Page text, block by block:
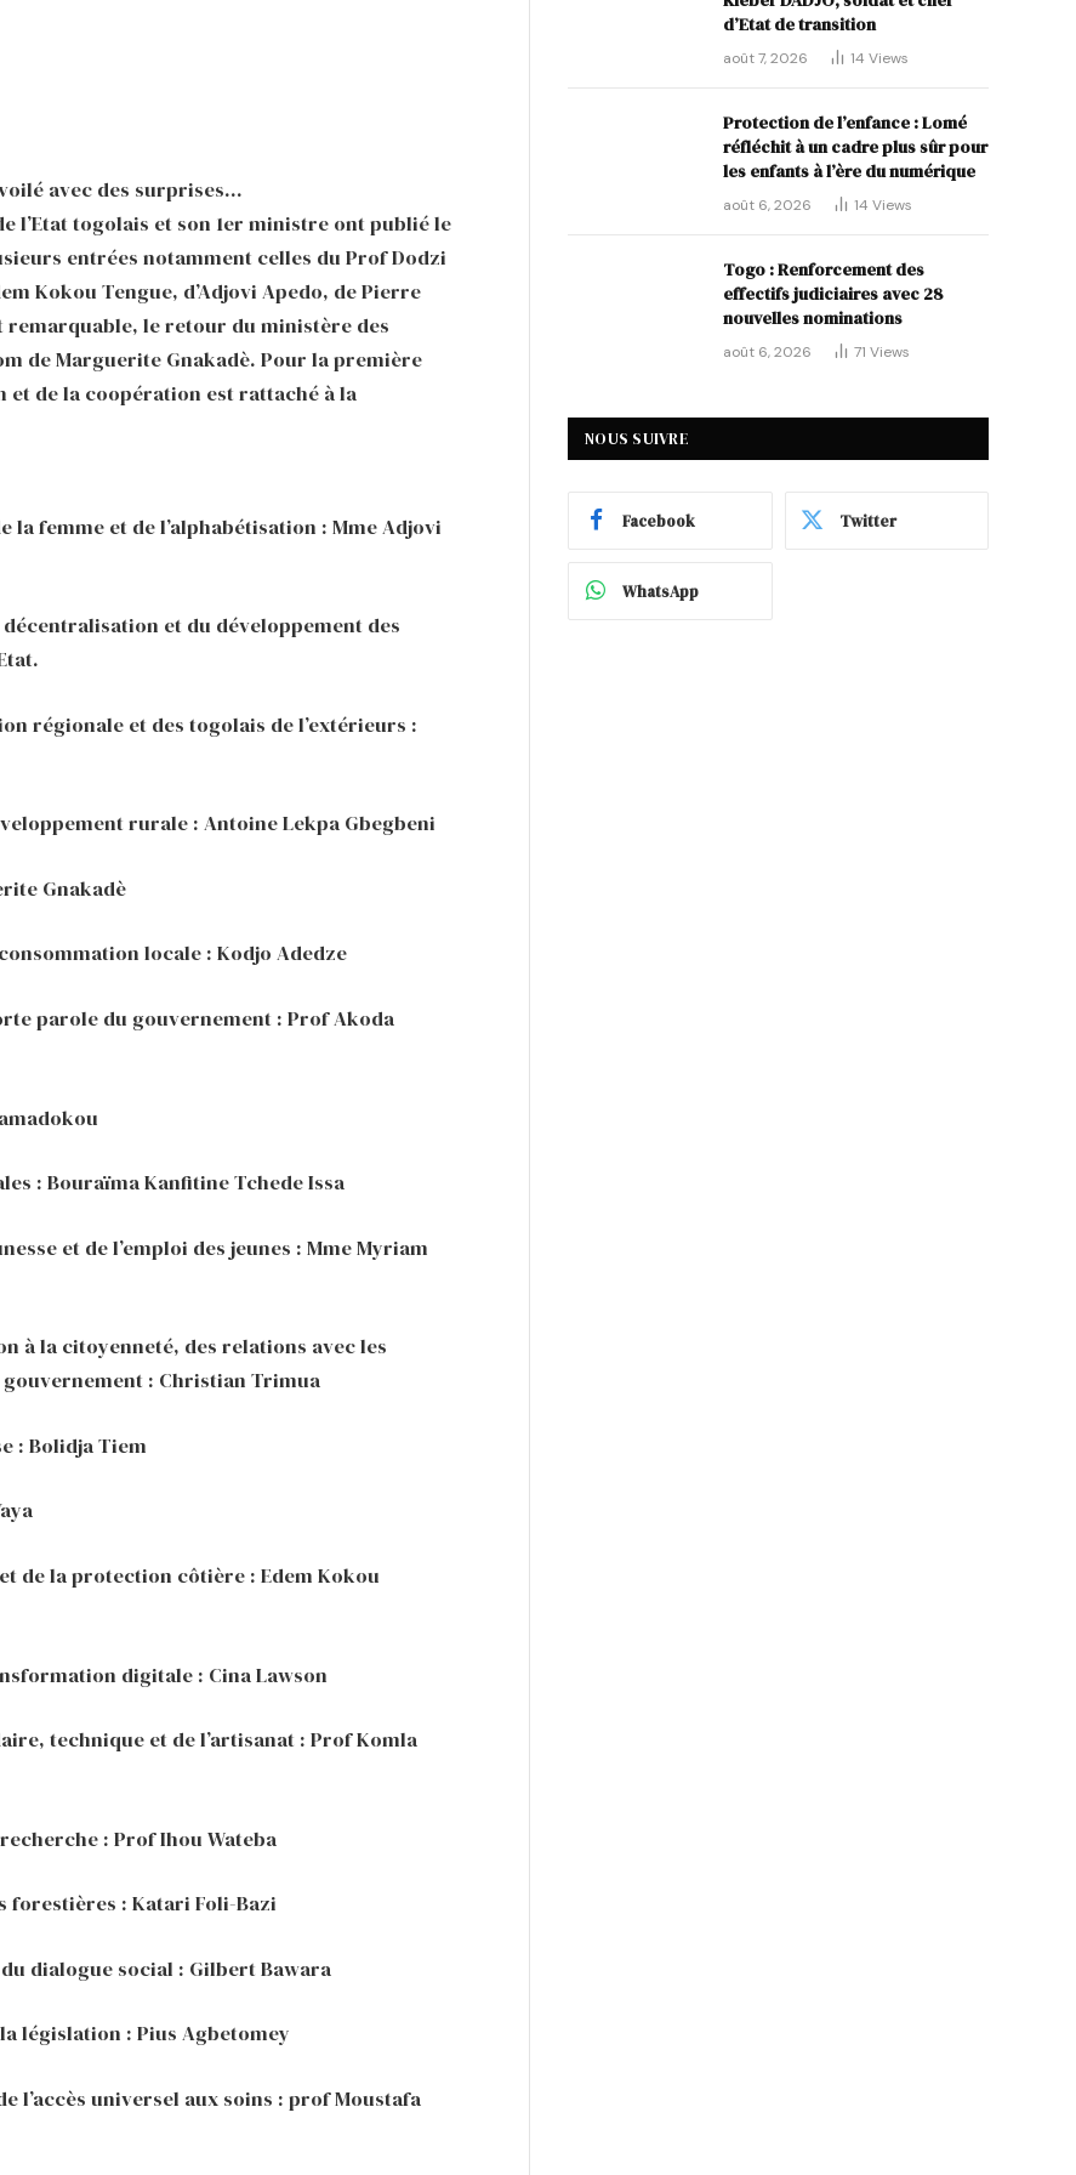
avec des surprises…
l’Etat togolais et son 1er ministre ont publié le
entrées notamment celles du Prof Dodzi
Kokou Tengue, d’Adjovi Apedo, de Pierre
remarquable, le retour du ministère des
de Marguerite Gnakadè. Pour la première
de la coopération est rattaché à la
femme et de l’alphabétisation : Mme Adjovi
et du développement des
régionale et des togolais de l’extérieurs :
rurale : Antoine Lekpa Gbegbeni
Gnakadè
locale : Kodjo Adedze
parole du gouvernement : Prof Akoda
: Bouraïma Kanfitine Tchede Issa
et de l’emploi des jeunes : Mme Myriam
à la citoyenneté, des relations avec les
: Christian Trimua
: Bolidja Tiem
de la protection côtière : Edem Kokou
digitale : Cina Lawson
technique et de l’artisanat : Prof Komla
: Prof Ihou Wateba
forestières : Katari Foli-Bazi
dialogue social : Gilbert Bawara
législation : Pius Agbetomey
l’accès universel aux soins : prof Moustafa
d’Etat de transition
août 7, 2026 14 Views
Protection de l’enfance : Lomé
réfléchit à un cadre plus sûr pour
les enfants à l’ère du numérique
août 6, 2026 14 Views
Togo : Renforcement des
effectifs judiciaires avec 28
nouvelles nominations
août 6, 2026 71 Views
NOUS SUIVRE
Facebook Twitter
WhatsApp